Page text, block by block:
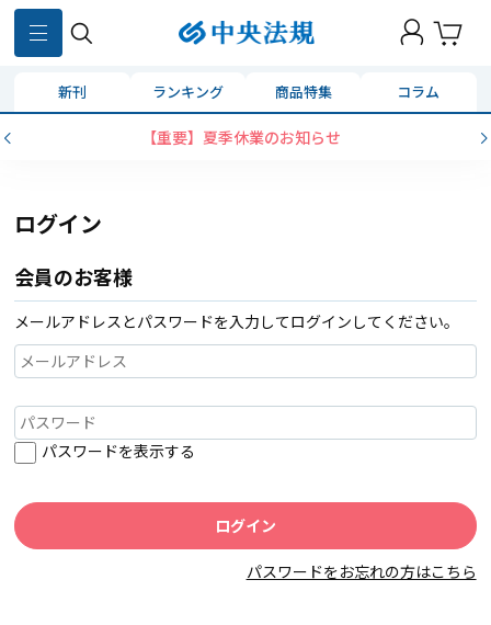
新刊 ランキング 商品特集 コラム
【重要】夏季休業のお知らせ
ログイン
会員のお客様
メールアドレスとパスワードを入力してログインしてください。
パスワードを表示する
パスワードをお忘れの方はこちら